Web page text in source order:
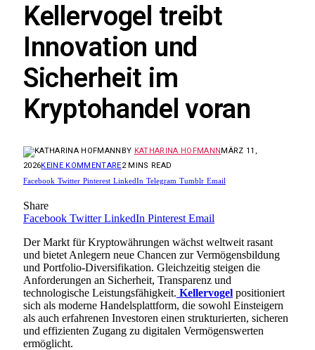
Kellervogel treibt
Innovation und
Sicherheit im
Kryptohandel voran
BY KATHARINA HOFMANNMÄRZ 11,
2026KEINE KOMMENTARE2 MINS READ
Facebook Twitter Pinterest LinkedIn Telegram Tumblr Email
Share
Facebook Twitter LinkedIn Pinterest Email
Der Markt für Kryptowährungen wächst weltweit rasant
und bietet Anlegern neue Chancen zur Vermögensbildung
und Portfolio-Diversifikation. Gleichzeitig steigen die
Anforderungen an Sicherheit, Transparenz und
technologische Leistungsfähigkeit. Kellervogel positioniert
sich als moderne Handelsplattform, die sowohl Einsteigern
als auch erfahrenen Investoren einen strukturierten, sicheren
und effizienten Zugang zu digitalen Vermögenswerten
ermöglicht.